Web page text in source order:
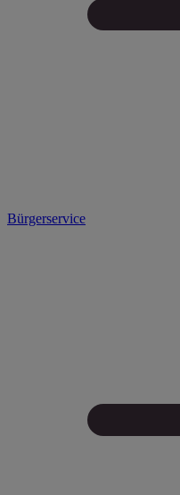
Bürgerservice